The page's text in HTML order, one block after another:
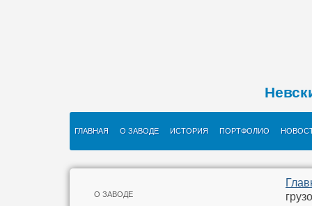
ГЛАВНАЯ О ЗАВОДЕ ИСТОРИЯ ПОРТФОЛИО
О ЗАВОДЕ